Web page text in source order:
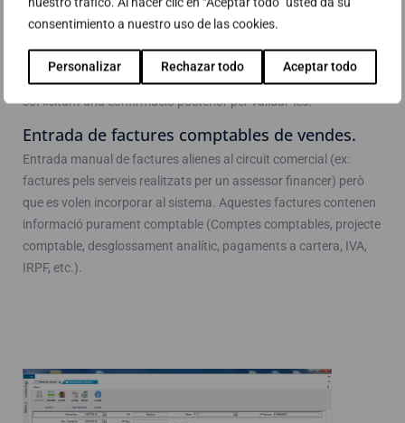
consentimiento a nuestro uso de las cookies.
Personalizar Rechazar todo Aceptar todo
factura. El segon és partir d’un procés de facturació automàtica,
albarans, (creant una factura per albarà, o agrupant els
albarans similars, o agrupant albarans i devolucions, etc.),
sol·licitant una confirmació posterior per validar-les.
Entrada de factures comptables de vendes.
Entrada manual de factures alienes al circuit comercial (ex:
factures pels serveis realitzats per un assessor financer) però
que es volen incorporar al sistema. Aquestes factures contenen
informació purament comptable (Comptes comptables, projecte
comptable, desglossament analític, pagaments a cartera, IVA,
IRPF, etc.).